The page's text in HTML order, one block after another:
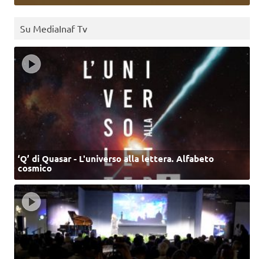
Su MediaInaf Tv
‘Q’ di Quasar - L'universo alla lettera. Alfabeto
cosmico